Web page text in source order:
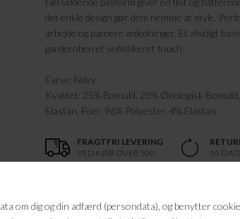
det enkle design gør dem nemme at style.
arbejde og pænere anledninger. Et alsidigt
garderoben et sofistikeret touch.
Farve: Navy
Kvalitet: 25% Bomuld, 25% Økologisk
Elastan, Foer, 96% Polyester, 4% Elastan
FRAGTFRI LEVERING
VED KØB OVER 500,-
14